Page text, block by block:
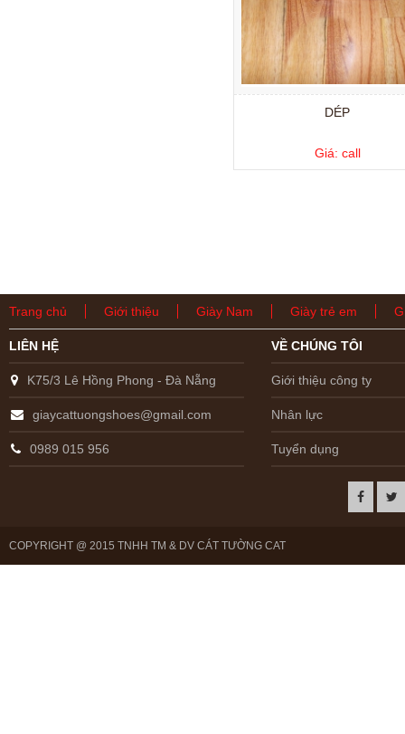
DÉP
Giá: call
Trang chủ Giới thiệu Giày Nam Giày trẻ em
LIÊN HỆ
K75/3 Lê Hồng Phong - Đà Nẵng
giaycattuongshoes@gmail.com
0989 015 956
VỀ CHÚNG TÔI
Giới thiệu công ty
Nhân lực
Tuyển dụng
COPYRIGHT @ 2015 TNHH TM & DV CÁT TƯỜNG CAT